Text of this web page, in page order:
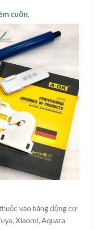
cuốn.
vào hãng động cơ
Xiaomi, Aquara